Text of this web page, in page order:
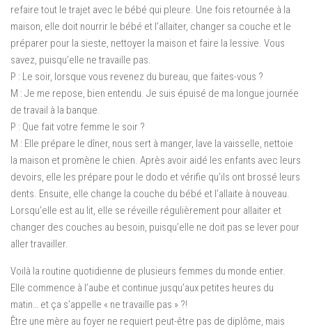
refaire tout le trajet avec le bébé qui pleure. Une fois retournée à la
maison, elle doit nourrir le bébé et l’allaiter, changer sa couche et le
préparer pour la sieste, nettoyer la maison et faire la lessive. Vous
savez, puisqu’elle ne travaille pas.
P : Le soir, lorsque vous revenez du bureau, que faites-vous ?
M : Je me repose, bien entendu. Je suis épuisé de ma longue journée
de travail à la banque.
P : Que fait votre femme le soir ?
M : Elle prépare le dîner, nous sert à manger, lave la vaisselle, nettoie
la maison et promène le chien. Après avoir aidé les enfants avec leurs
devoirs, elle les prépare pour le dodo et vérifie qu’ils ont brossé leurs
dents. Ensuite, elle change la couche du bébé et l’allaite à nouveau.
Lorsqu’elle est au lit, elle se réveille régulièrement pour allaiter et
changer des couches au besoin, puisqu’elle ne doit pas se lever pour
aller travailler.
Voilà la routine quotidienne de plusieurs femmes du monde entier.
Elle commence à l’aube et continue jusqu’aux petites heures du
matin… et ça s’appelle « ne travaille pas » ?!
Être une mère au foyer ne requiert peut-être pas de diplôme, mais